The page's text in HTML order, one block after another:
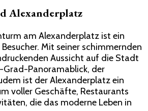
Alexanderplatz
am Alexanderplatz ist ein
Mit seiner schimmernden
Aussicht auf die Stadt
Panoramablick, der
ist der Alexanderplatz ein
voller Geschäfte, Restaurants
die das moderne Leben in